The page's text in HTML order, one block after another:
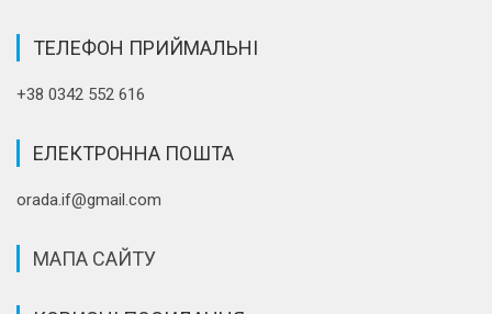
ТЕЛЕФОН ПРИЙМАЛЬНІ
+38 0342 552 616
ЕЛЕКТРОННА ПОШТА
orada.if@gmail.com
МАПА САЙТУ